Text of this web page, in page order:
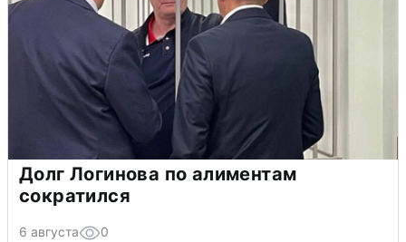
Долг Логинова по алиментам
сократился
6 августа 0